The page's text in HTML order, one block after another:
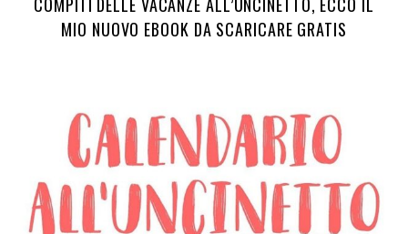
MIO NUOVO EBOOK DA SCARICARE GRATIS